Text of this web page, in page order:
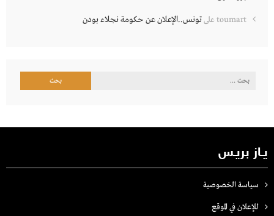
toumart علىتونس..الإعلان عن حكومة نجلاء بودن
البحث
يـاز بريـس
سياسة الخصوصية
للإعلان في الموقع